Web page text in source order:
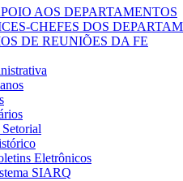
AOS DEPARTAMENTOS
CHEFES DOS
DE REUNIÕES DA FE
Eletrônicos
SIARQ